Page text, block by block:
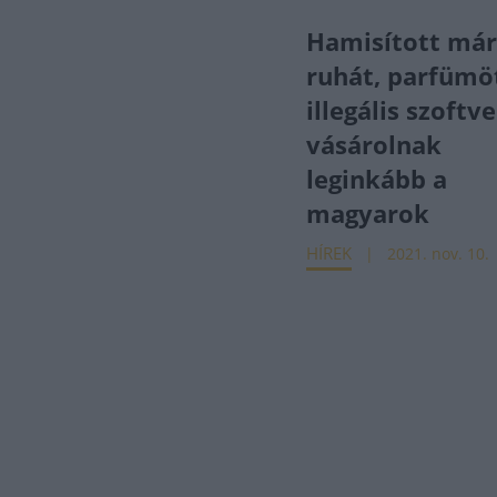
Hamisított
ruhát,
illegális
vásárolnak
leginkább a
magyarok
HÍREK 2021. nov. 10.